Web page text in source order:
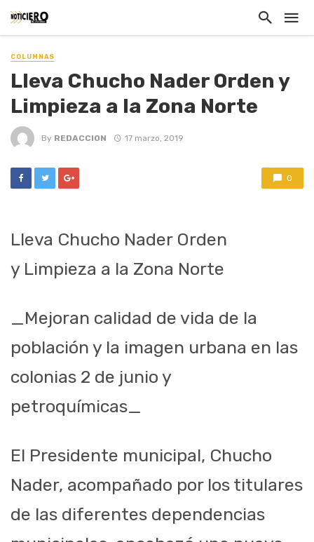
COLUMNAS
Lleva Chucho Nader Orden y
Limpieza a la Zona Norte
By REDACCION 17 marzo, 2019
0
Lleva Chucho Nader Orden
y Limpieza a la Zona Norte
_Mejoran calidad de vida de la
población y la imagen urbana en las
colonias 2 de junio y
petroquímicas_
El Presidente municipal, Chucho
Nader, acompañado por los titulares
de las diferentes dependencias